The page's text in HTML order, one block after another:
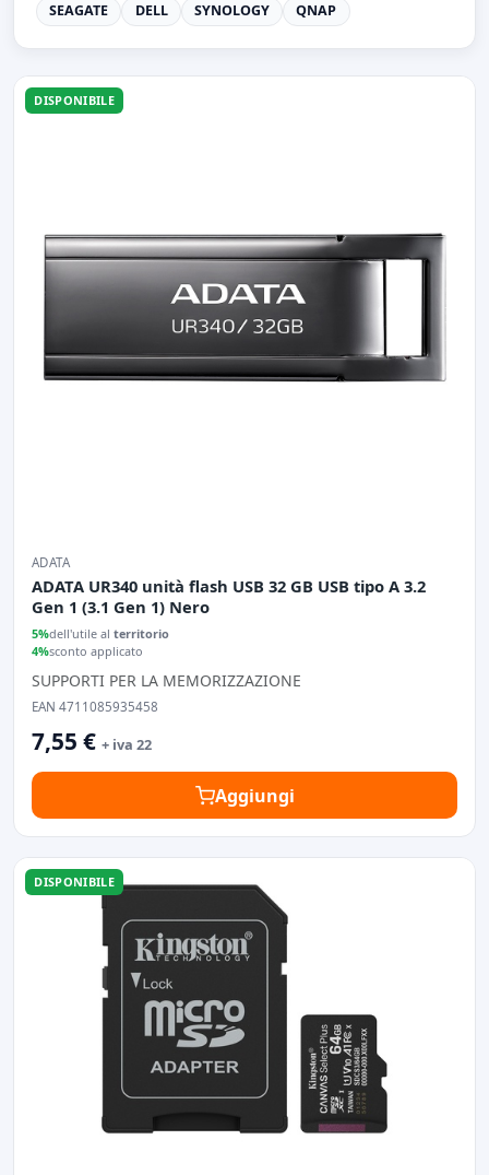
SEAGATE
DELL SYNOLOGY QNAP
DISPONIBILE
ADATA
ADATA UR340 unità flash USB 32 GB USB tipo A 3.2
Gen 1 (3.1 Gen 1) Nero
5%dell'utile al territorio
4%sconto applicato
SUPPORTI PER LA MEMORIZZAZIONE
EAN 4711085935458
7,55 € + iva 22
Aggiungi
DISPONIBILE